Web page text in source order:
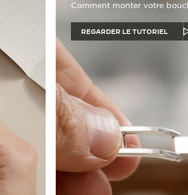
Comment monter votre
REGARDER LE TUTORIEL